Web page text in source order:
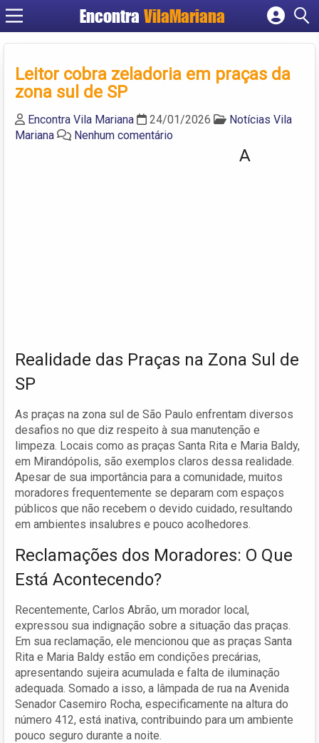
EncontraVilaMariana
Cadastrar empresa
Criar conta
Leitor cobra zeladoria em praças da
zona sul de SP
Encontra Vila Mariana 24/01/2026
Notícias Vila
Mariana
Nenhum comentário
A
Realidade das Praças na Zona Sul de
SP
As praças na zona sul de São Paulo enfrentam diversos
desafios no que diz respeito à sua manutenção e
limpeza. Locais como as praças Santa Rita e Maria Baldy,
em Mirandópolis, são exemplos claros dessa realidade.
Apesar de sua importância para a comunidade, muitos
moradores frequentemente se deparam com espaços
públicos que não recebem o devido cuidado, resultando
em ambientes insalubres e pouco acolhedores.
Reclamações dos Moradores: O Que
Está Acontecendo?
Recentemente, Carlos Abrão, um morador local,
expressou sua indignação sobre a situação das praças.
Em sua reclamação, ele mencionou que as praças Santa
Rita e Maria Baldy estão em condições precárias,
apresentando sujeira acumulada e falta de iluminação
adequada. Somado a isso, a lâmpada de rua na Avenida
Senador Casemiro Rocha, especificamente na altura do
número 412, está inativa, contribuindo para um ambiente
pouco seguro durante a noite.